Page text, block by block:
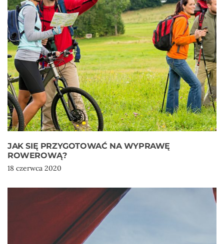
JAK SIĘ PRZYGOTOWAĆ NA WYPRAWĘ
ROWEROWĄ?
18 czerwca 2020